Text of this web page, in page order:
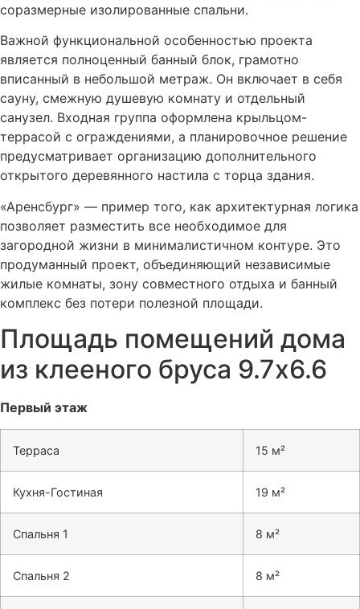
соразмерные изолированные спальни.
Важной функциональной особенностью проекта
является полноценный банный блок, грамотно
вписанный в небольшой метраж. Он включает в себя
сауну, смежную душевую комнату и отдельный
санузел. Входная группа оформлена крыльцом-
террасой с ограждениями, а планировочное решение
предусматривает организацию дополнительного
открытого деревянного настила с торца здания.
«Аренсбург» — пример того, как архитектурная логика
позволяет разместить все необходимое для
загородной жизни в минималистичном контуре. Это
продуманный проект, объединяющий независимые
жилые комнаты, зону совместного отдыха и банный
комплекс без потери полезной площади.
Площадь помещений дома
из клееного бруса 9.7х6.6
Первый этаж
Терраса 15 м²
Кухня-Гостиная 19 м²
Спальня 1 8 м²
Спальня 2 8 м²